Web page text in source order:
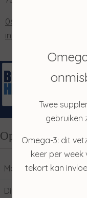
0653202048
info@salonmerian.nl
Openingstijden
Maandag
Dinsdag
Twee
gebruiken
Omega-3: dit
keer per week
tekort kan